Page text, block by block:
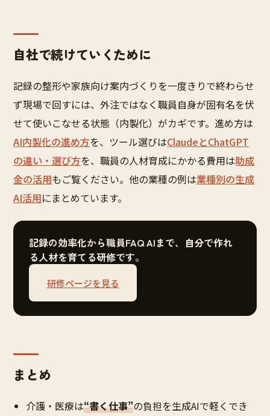
自社で続けていくために
記録の整形や家族向け案内づくりを一度きりで終わらせ
ず現場で回すには、外注ではなく職員自身が固有名を伏
せて使いこなせる状態（内製化）がカギです。進め方は
AI内製化の進め方を、ツール選びはClaudeとChatGPT
の違い・選び方を、職員の人材育成にかかる費用は助成
金の活用もご覧ください。他の業種の例は業種別の生成
AI活用にまとめています。
記録の効率化から職員FAQ AIまで、自分で作れ
る人材を育てる研修です。
研修ページを見る
まとめ
介護・医療は“書く仕事”の負担を生成AIで軽くでき